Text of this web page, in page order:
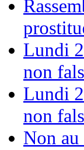
Lundi
non
Lundi
non
Non